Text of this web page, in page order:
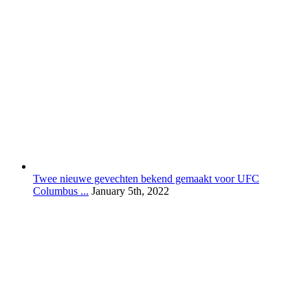
Twee nieuwe gevechten bekend gemaakt voor UFC
Columbus ... January 5th, 2022